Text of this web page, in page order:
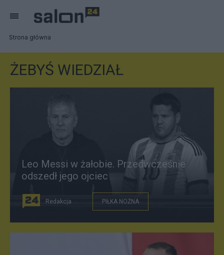
Strona główna
ŻEBYŚ WIEDZIAŁ
Leo Messi w żałobie. Przedwcześnie
odszedł jego ojciec
Redakcja PIŁKA NOŻNA